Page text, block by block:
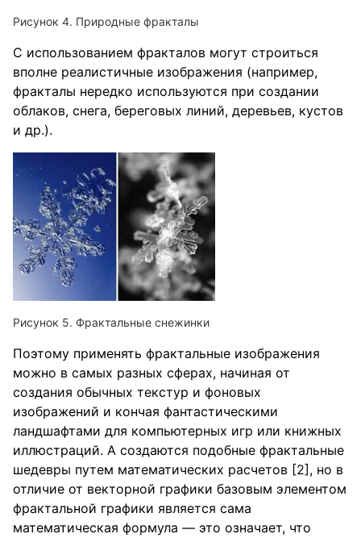
Природные фракталы
С использованием фракталов могут строиться
вполне реалистичные изображения (например,
фракталы нередко используются при создании
облаков, снега, береговых линий, деревьев, кустов
и др.).
Фрактальные снежинки
Поэтому применять фрактальные изображения
можно в самых разных сферах, начиная от
создания обычных текстур и фоновых
изображений и кончая фантастическими
ландшафтами для компьютерных игр или книжных
иллюстраций. А создаются подобные фрактальные
шедевры путем математических расчетов [2], но в
отличие от векторной графики базовым элементом
фрактальной графики является сама
математическая формула — это означает, что